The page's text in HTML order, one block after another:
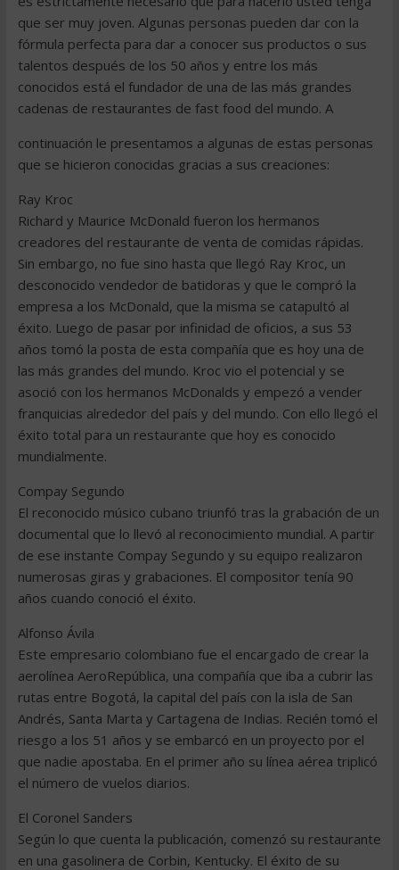
que ser muy joven. Algunas personas pueden dar con la
fórmula perfecta para dar a conocer sus productos o sus
talentos después de los 50 años y entre los más
conocidos está el fundador de una de las más grandes
cadenas de restaurantes de fast food del mundo. A
continuación le presentamos a algunas de estas personas
que se hicieron conocidas gracias a sus creaciones:
Ray Kroc
Richard y Maurice McDonald fueron los hermanos
creadores del restaurante de venta de comidas rápidas.
Sin embargo, no fue sino hasta que llegó Ray Kroc, un
desconocido vendedor de batidoras y que le compró la
empresa a los McDonald, que la misma se catapultó al
éxito. Luego de pasar por infinidad de oficios, a sus 53
años tomó la posta de esta compañía que es hoy una de
las más grandes del mundo. Kroc vio el potencial y se
asoció con los hermanos McDonalds y empezó a vender
franquicias alrededor del país y del mundo. Con ello llegó el
éxito total para un restaurante que hoy es conocido
mundialmente.
Compay Segundo
El reconocido músico cubano triunfó tras la grabación de un
documental que lo llevó al reconocimiento mundial. A partir
de ese instante Compay Segundo y su equipo realizaron
numerosas giras y grabaciones. El compositor tenía 90
años cuando conoció el éxito.
Alfonso Ávila
Este empresario colombiano fue el encargado de crear la
aerolínea AeroRepública, una compañía que iba a cubrir las
rutas entre Bogotá, la capital del país con la isla de San
Andrés, Santa Marta y Cartagena de Indias. Recién tomó el
riesgo a los 51 años y se embarcó en un proyecto por el
que nadie apostaba. En el primer año su línea aérea triplicó
el número de vuelos diarios.
El Coronel Sanders
Según lo que cuenta la publicación, comenzó su restaurante
en una gasolinera de Corbin, Kentucky. El éxito de su